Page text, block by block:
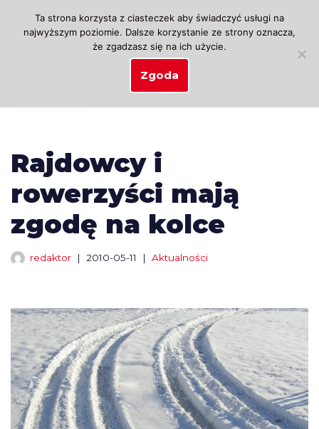
Przejdź
Rajdowcy i
rowerzyści mają
zgodę na kolce
redaktor 2010-05-11 Aktualności
Ta strona korzysta z ciasteczek aby świadczyć usługi na
najwyższym poziomie. Dalsze korzystanie ze strony oznacza,
że zgadzasz się na ich użycie.
Zgoda